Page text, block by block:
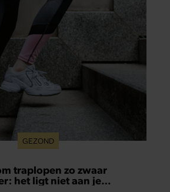
GEZOND
traplopen zo zwaar
het ligt niet aan je